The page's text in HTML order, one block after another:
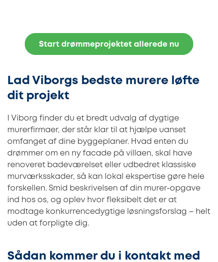
Start drømmeprojektet allerede nu
Lad Viborgs bedste murere løfte
dit projekt
I Viborg finder du et bredt udvalg af dygtige
murerfirmaer, der står klar til at hjælpe uanset
omfanget af dine byggeplaner. Hvad enten du
drømmer om en ny facade på villaen, skal have
renoveret badeværelset eller udbedret klassiske
murværksskader, så kan lokal ekspertise gøre hele
forskellen. Smid beskrivelsen af din murer-opgave
ind hos os, og oplev hvor fleksibelt det er at
modtage konkurrencedygtige løsningsforslag – helt
uden at forpligte dig.
Sådan kommer du i kontakt med